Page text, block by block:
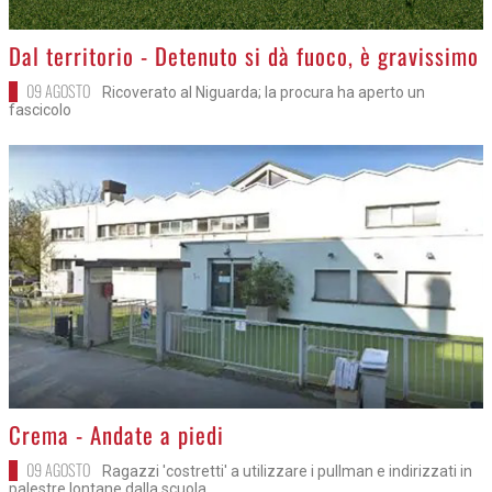
>
Dal territorio - Detenuto si dà fuoco, è gravissimo
09 AGOSTO
Ricoverato al Niguarda; la procura ha aperto un
fascicolo
>
Crema - Andate a piedi
09 AGOSTO
Ragazzi 'costretti' a utilizzare i pullman e indirizzati in